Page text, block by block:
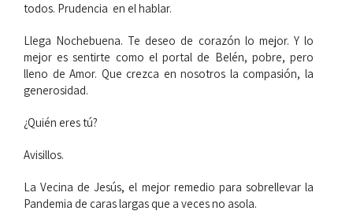
todos. Prudencia en el hablar.
Llega Nochebuena. Te deseo de corazón lo mejor. Y lo
mejor es sentirte como el portal de Belén, pobre, pero
lleno de Amor. Que crezca en nosotros la compasión, la
generosidad.
¿Quién eres tú?
Avisillos.
La Vecina de Jesús, el mejor remedio para sobrellevar la
Pandemia de caras largas que a veces no asola.